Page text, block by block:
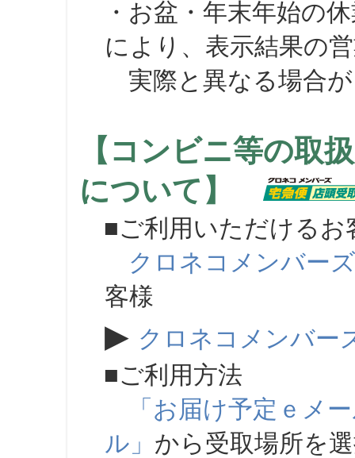
・お盆・年末年始の
により、表示結果の
実際と異なる場合が
【コンビニ等の取
について】
■ご利用いただけるお
クロネコメンバーズ
客様
▶ クロネコメンバー
■ご利用方法
「お届け予定ｅメ
ル」 から受取場所を